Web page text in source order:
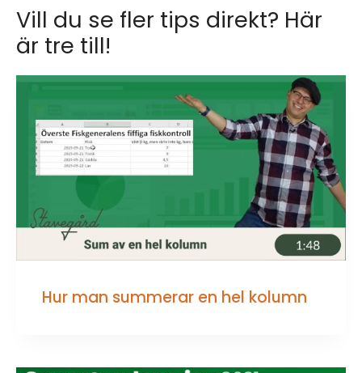
Vill du se fler tips direkt? Här
är tre till!
Hur man summerar en hel kolumn